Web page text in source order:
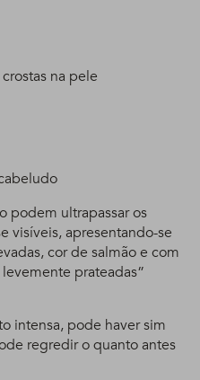
na pele
podem ultrapassar os
visíveis, apresentando-se
cor de salmão e com
prateadas”
intensa, pode haver sim
regredir o quanto antes